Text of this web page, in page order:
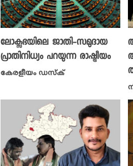
ലോക്സഭയിലെ ജാതി-സമുദായ
പ്രാതിനിധ്യം പറയുന്ന രാഷ്ട്രീയം
കേരളീയം ഡസ്ക്